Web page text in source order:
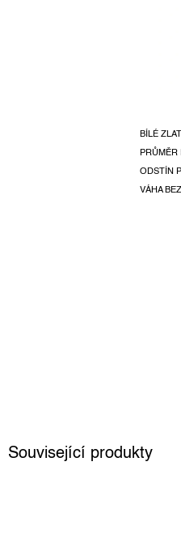
BÍLÉ
PRŮMĚR
ODSTÍN
VÁHA
Související produkty